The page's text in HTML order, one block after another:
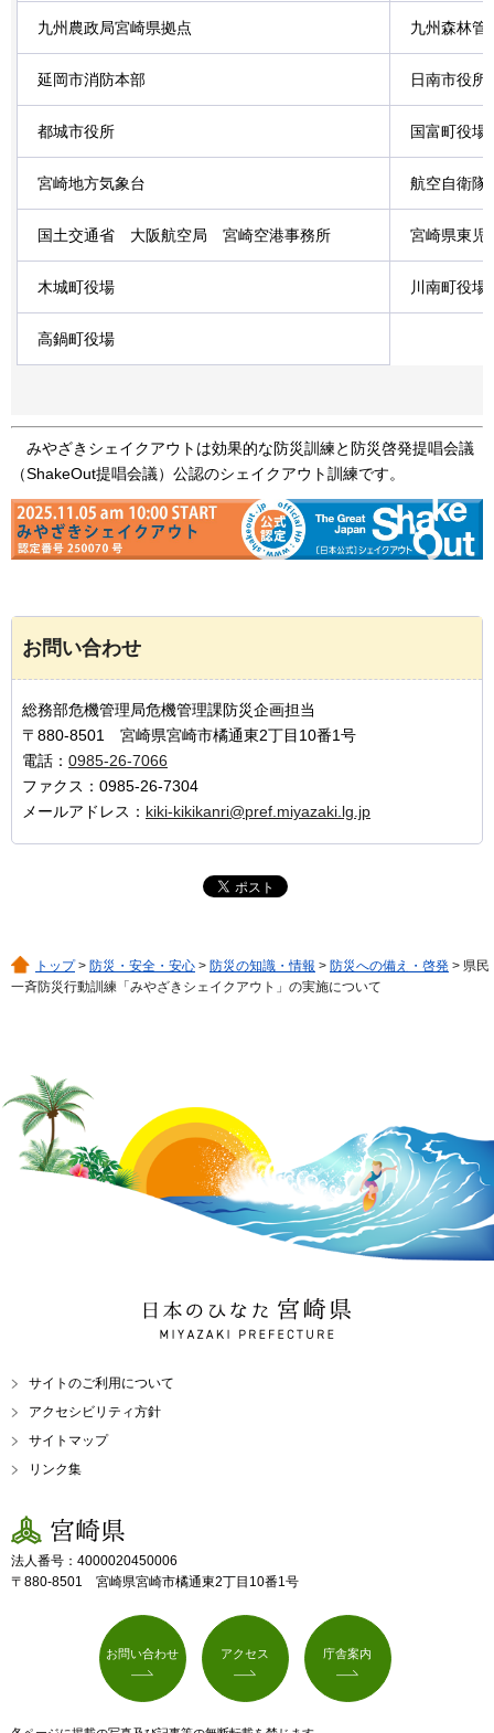
九州農政局宮崎県拠点 九州森林管
延岡市消防本部 日南市役所
都城市役所 国富町役場
宮崎地方気象台 航空自衛隊
国土交通省 大阪航空局 宮崎空港事務所 宮崎県東児
木城町役場 川南町役場
高鍋町役場
みやざき シェイクアウトは効果的な防災訓練と防災啓発提唱会議
（ShakeOut提唱会議）公認のシェイクアウト訓練です。
お問い合わせ
総務部危機管理局危機管理課防災企画担当
〒880-8501 宮崎県宮崎市橘通東2丁目10番1号
電話： 0985-26-7066
ファクス：0985-26-7304
メールアドレス： kiki-kikikanri@pref.miyazaki.lg.jp
トップ> 防災・安全・安心 > 防災の知識・情報 > 防災への備え・啓発 > 県民
一斉防災行動訓練「みやざきシェイクアウト」の実施について
日本のひなた 宮崎県
MIYAZAKI PREFECTURE
サイトのご利用について
アクセシビリティ方針
サイトマップ
リンク集
宮崎県
法人番号：4000020450006
〒880-8501 宮崎県宮崎市橘通東2丁目10番1号
お問い合わせ アクセス 庁舎案内